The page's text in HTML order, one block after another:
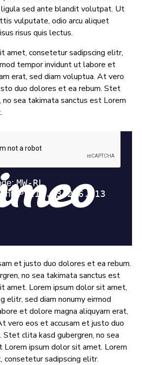
ligula sed ante blandit volutpat. Ut
vulputate, odio arcu aliquet
risus quis lectus.
amet, consetetur sadipscing elitr,
tempor invidunt ut labore et
erat, sed diam voluptua. At vero
duo dolores et ea rebum. Stet
no sea takimata sanctus est Lorem
et justo duo dolores et ea rebum.
no sea takimata sanctus est
amet. Lorem ipsum dolor sit amet,
elitr, sed diam nonumy eirmod
et dolore magna aliquyam erat,
vero eos et accusam et justo duo
clita kasd gubergren, no sea
Lorem ipsum dolor sit amet. Lorem
consetetur sadipscing elitr.